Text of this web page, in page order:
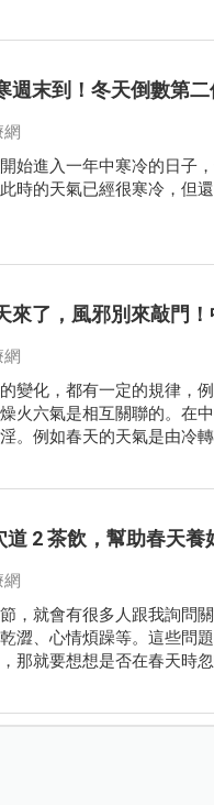
週末到！冬天倒數第
網
開始進入一年中寒冷的日子
時的天氣已經很寒冷，但
來了，風邪別來敲門
網
變化，都有一定的規律，
火六氣是相互關聯的。在
。例如春天的天氣是由冷
道 2 茶飲，幫助春天養
網
，就會有很多人跟我詢問
澀、心情煩躁等。這些問
那就要想想是否在春天時